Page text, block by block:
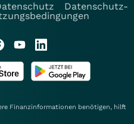
Datenschutz-
Finanzinformationen benötigen, hilft